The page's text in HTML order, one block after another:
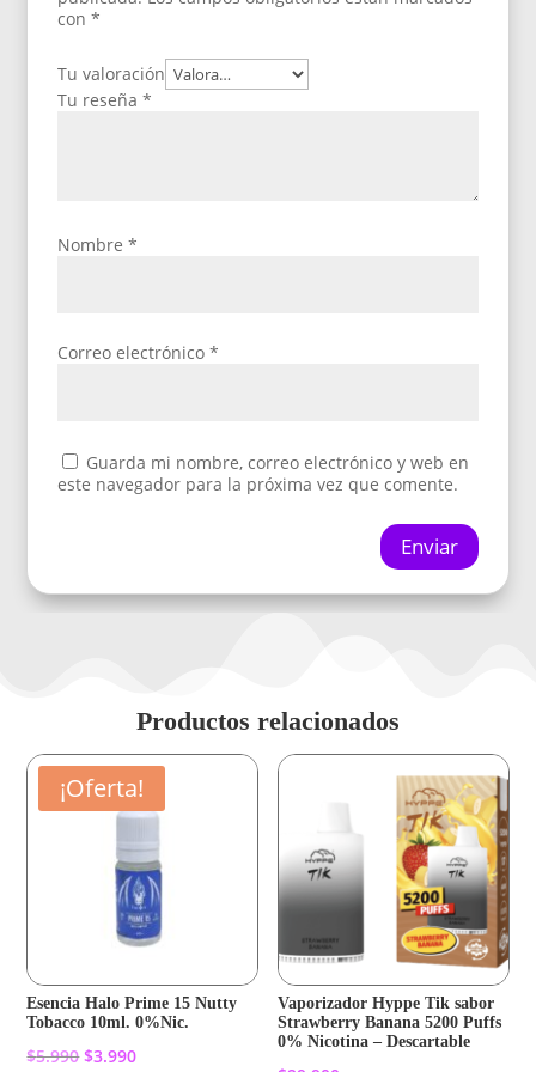
con*
Tu valoración
Tu reseña*
Nombre*
Correo electrónico*
Guarda mi nombre, correo electrónico y web en
este navegador para la próxima vez que comente.
Enviar
Productos relacionados
¡Oferta!
Esencia Halo Prime 15 Nutty
Tobacco 10ml. 0%Nic.
$5.990El
$3.990El
Vaporizador Hyppe Tik sabor
Strawberry Banana 5200 Puffs
0% Nicotina – Descartable